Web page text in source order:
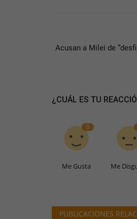
Acusan a Milei de
¿CUÁL ES TU
0
Me Gusta Me
PUBLICACIONES